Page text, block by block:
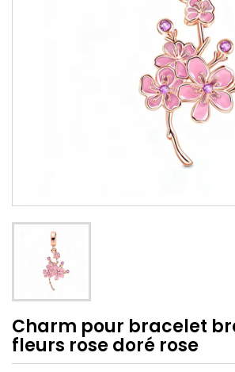
Charm pour bracelet
fleurs rose doré rose